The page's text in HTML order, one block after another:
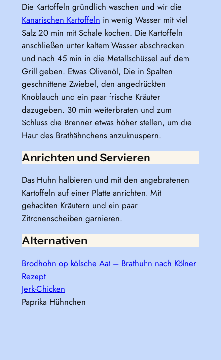
Die Kartoffeln gründlich waschen und wir die
Kanarischen Kartoffeln in wenig Wasser mit viel
Salz 20 min mit Schale kochen. Die Kartoffeln
anschließen unter kaltem Wasser abschrecken
und nach 45 min in die Metallschüssel auf dem
Grill geben. Etwas Olivenöl, Die in Spalten
geschnittene Zwiebel, den angedrückten
Knoblauch und ein paar frische Kräuter
dazugeben. 30 min weiterbraten und zum
Schluss die Brenner etwas höher stellen, um die
Haut des Brathähnchens anzuknuspern.
Anrichten und Servieren
Das Huhn halbieren und mit den angebratenen
Kartoffeln auf einer Platte anrichten. Mit
gehackten Kräutern und ein paar
Zitronenscheiben garnieren.
Alternativen
Brodhohn op kölsche Aat – Brathuhn nach Kölner
Rezept
Jerk-Chicken
Paprika Hühnchen